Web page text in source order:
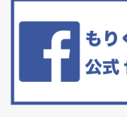
といった更年期症状はまだ